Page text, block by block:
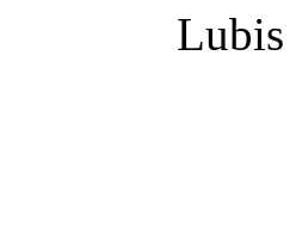
Lubis